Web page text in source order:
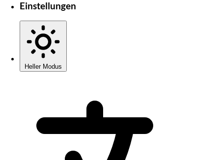
Einstellungen
Heller Modus